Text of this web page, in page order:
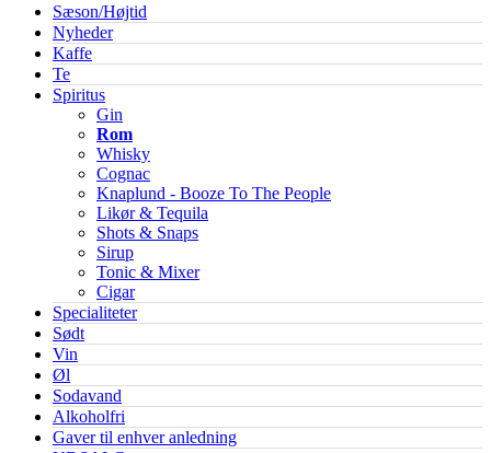
Sæson/Højtid
Nyheder
Kaffe
Te
Spiritus
Gin
Rom
Whisky
Cognac
Knaplund - Booze To The People
Likør & Tequila
Shots & Snaps
Sirup
Tonic & Mixer
Cigar
Specialiteter
Sødt
Vin
Øl
Sodavand
Alkoholfri
Gaver til enhver anledning